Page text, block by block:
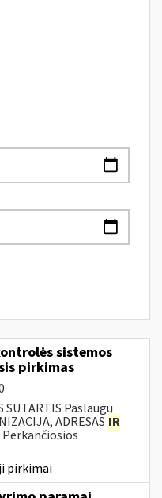
sistemos
pirkimas
SUTARTIS Paslaugų
ADRESAS IR
Perkančiosios
pirkimai